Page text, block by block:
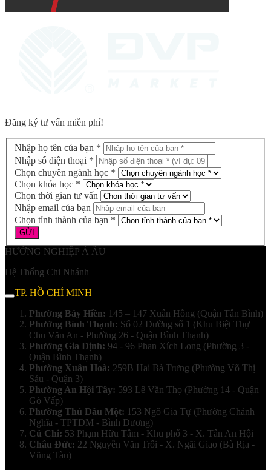
Đăng ký tư vấn miễn phí!
Nhập họ tên của bạn *
Nhập số điện thoại *
Chọn chuyên ngành học *
Chọn khóa học *
Chọn thời gian tư vấn
Nhập email của bạn
Chọn tỉnh thành của bạn *
HƯỚNG NGHIỆP Á ÂU
Hệ Thống Chi Nhánh
TP. HỒ CHÍ MINH
Phường Bảy Hiền: 145 – 147 Xuân Hồng (Quận Tân Bình)
Phường Bình Thạnh: Số 02 Đường số 1 (Khu Biệt Thự
Chu Văn An - Phường 26 - Quận Bình Thạnh)
Phường Gia Định: 94 - 96 Phan Xích Long (Phường 3 -
Quận Bình Thạnh)
Phường Xuân Hoà: 259B Hai Bà Trưng (Phường Võ Thị
Sáu - Quận 3)
Phường An Hội Tây: 593 Lê Văn Thọ (Phường 14 - Quận
Gò Vấp)
Phường Thủ Dầu Một: 153 Ngô Gia Tự (Phường Chánh
Nghĩa - TPTDM - Bình Dương)
Củ Chi: 53 Phạm Hữu Tâm - Khu phố 3 - X. Tân An Hội
Châu Đức: 22 Nguyễn Văn Trỗi - X. Ngãi Giao (Bà Rịa -
Vũng Tàu)